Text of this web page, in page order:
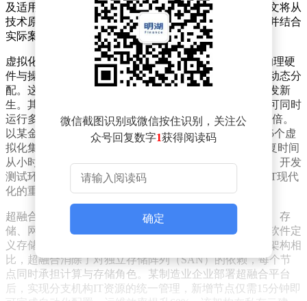
及适用场景上的差异，往往让决策者陷入选择困境。本文将从
技术原理、核心优势、典型应用等维度展开对比分析，并结合
实际案例探讨技术选型逻辑。
虚拟化技术通过引入虚拟机监控器（Hypervisor），在物理硬
件与操作系统之间构建抽象层，实现计算资源的池化与动态分
配。这项起源于20世纪60年代的技术，在云计算时代焕发新
生。其核心价值在于打破物理资源边界——单台服务器可同时
运行多个操作系统实例，资源利用率较传统架构提升3-5倍。
以某金融机构为例，通过虚拟化整合30台物理服务器为5个虚
拟化集群，不仅降低70%的硬件采购成本，更将灾备恢复时间
从小时级压缩至分钟级。该技术广泛应用于服务器整合、开发
测试环境搭建及桌面虚拟化（VDI）等领域，成为企业IT现代
化的重要基石。
超融合架构则代表技术集成化的演进方向。通过将计算、存
储、网络功能深度融合于标准化硬件节点，配合分布式软件定
义存储，构建出可横向扩展的弹性资源池。与传统三层架构相
比，超融合消除了对独立存储阵列（SAN）的依赖，每个节
点同时承担计算与存储角色。某制造业企业部署超融合平台
后，实现分支机构IT资源的统一管理，新增节点仅需15分钟即
微信截图识别或微信按住识别，关注公
众号回复数字1获得阅读码
确定